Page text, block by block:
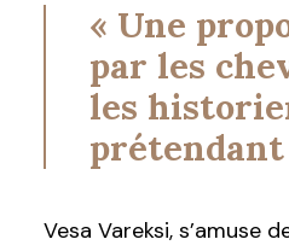
« Une
par les
les
Vesa Vareksi, s’amuse